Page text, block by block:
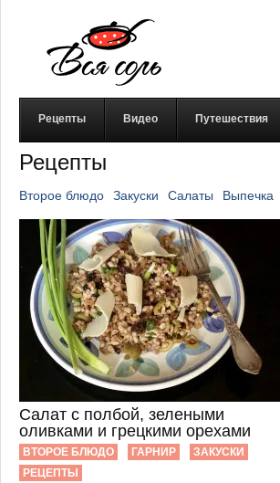
Рецепты Видео Путешествия
Рецепты
Второе блюдо Закуски Салаты Выпечка
Салат с полбой, зелеными
оливками и грецкими орехами
ВТОРОЕ БЛЮДО ГАРНИР
ЗАКУСКИ
РЕЦЕПТЫ